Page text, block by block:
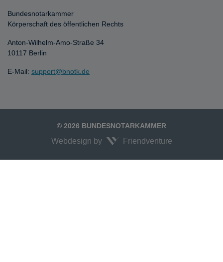
Bundesnotarkammer
Körperschaft des öffentlichen Rechts
Anton-Wilhelm-Amo-Straße 34
10117 Berlin
E-Mail: support@bnotk.de
© 2026 BUNDESNOTARKAMMER
Webdesign by Friendventure